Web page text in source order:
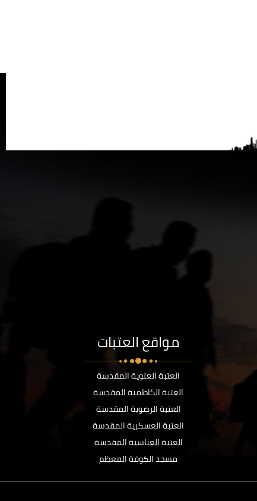
مواقع العتبات
العتبة العلوية المقدسة
العتبة الكاظمية المقدسة
العتبة الرضوية المقدسة
العتبة العسكرية المقدسة
العتبة العباسية المقدسة
مسجد الكوفة المعظم